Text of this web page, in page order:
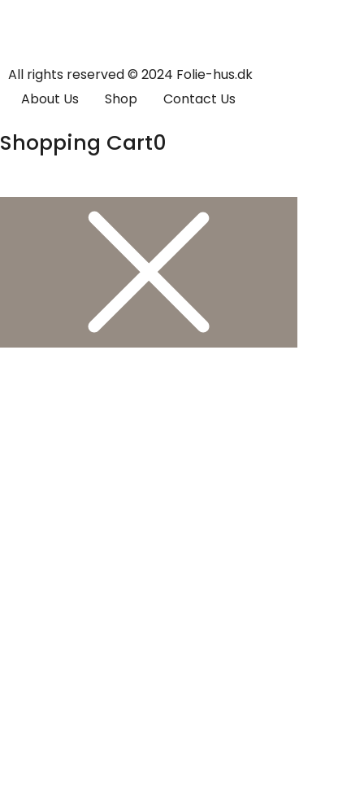
All rights reserved © 2024 Folie-hus.dk
About Us
Shop Contact Us
Shopping Cart0